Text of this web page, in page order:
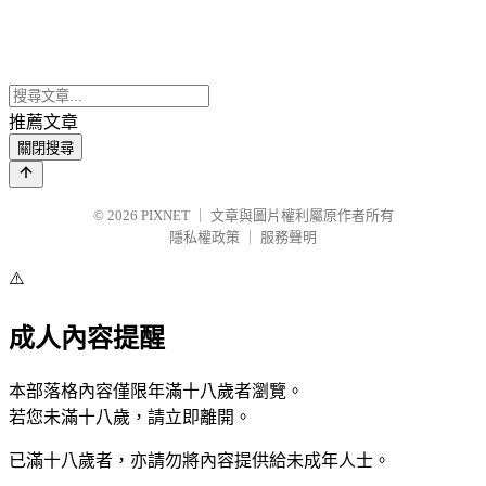
推薦文章
關閉搜尋
© 2026 PIXNET
文章與圖片權利屬原作者所有
隱私權政策
服務聲明
⚠️
成人內容提醒
本部落格內容僅限年滿十八歲者瀏覽。
若您未滿十八歲，請立即離開。
已滿十八歲者，亦請勿將內容提供給未成年人士。